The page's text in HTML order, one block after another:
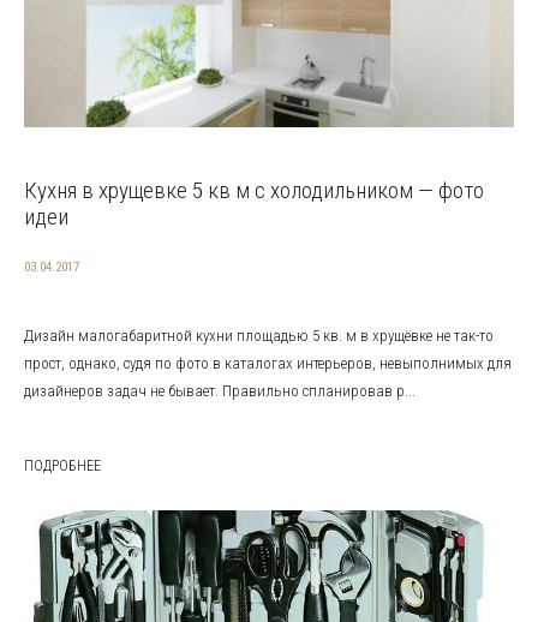
Кухня в хрущевке 5 кв м с холодильником — фото
идеи
03.04.2017
Дизайн малогабаритной кухни площадью 5 кв. м в хрущёвке не так-то
прост, однако, судя по фото в каталогах интерьеров, невыполнимых для
дизайнеров задач не бывает. Правильно спланировав р...
ПОДРОБНЕЕ